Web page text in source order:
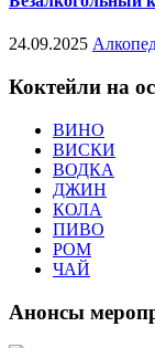
24.09.2025
Коктейли на
ВИНО
ВИСКИ
ВОДКА
ДЖИН
КОЛА
ПИВО
РОМ
ЧАЙ
Анонсы